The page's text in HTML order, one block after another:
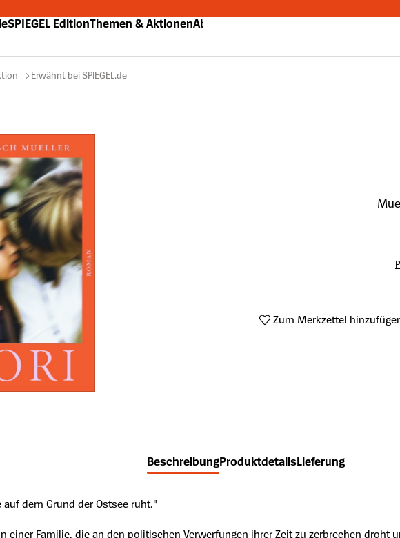
SPIEGEL EditionThemen & AktionenAbo
Erwähnt bei SPIEGEL.de
Zum Merkzettel
BeschreibungProduktdetailsLieferung
dem Grund der Ostsee ruht."
einer Familie, die an den politischen Verwerfungen ihrer Zeit zu zerbrechen droht